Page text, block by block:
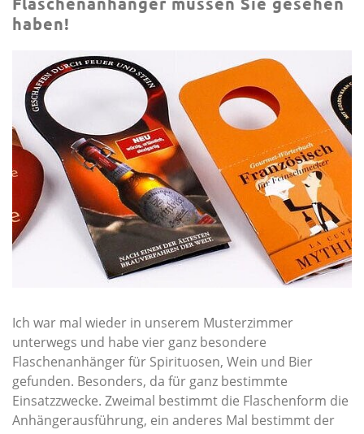
haben!
Ich war mal wieder in unserem Musterzimmer
unterwegs und habe vier ganz besondere
Flaschenanhänger für Spirituosen, Wein und Bier
gefunden. Besonders, da für ganz bestimmte
Einsatzzwecke. Zweimal bestimmt die Flaschenform die
Anhängerausführung, ein anderes Mal bestimmt der